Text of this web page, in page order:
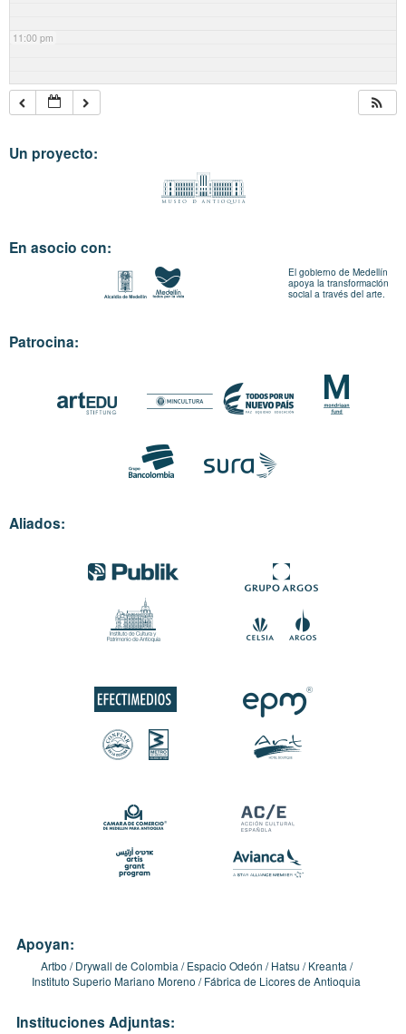
11:00 pm
Un proyecto:
En asocio con:
El gobierno de Medellín
apoya la transformación
social a través del arte.
Patrocina:
Aliados:
Apoyan:
Artbo Drywall de Colombia Espacio Odeón Hatsu
Kreanta
Instituto Superio Mariano Moreno
Fábrica de Licores de Antioquia
Instituciones Adjuntas: